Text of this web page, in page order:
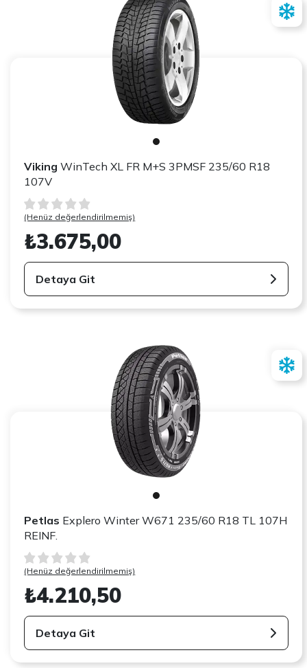
Viking WinTech XL FR M+S 3PMSF 235/60 R18
107V
(Henüz değerlendirilmemiş)
₺3.675,00
Detaya Git
Petlas Explero Winter W671 235/60 R18 TL 107H
REINF.
(Henüz değerlendirilmemiş)
₺4.210,50
Detaya Git